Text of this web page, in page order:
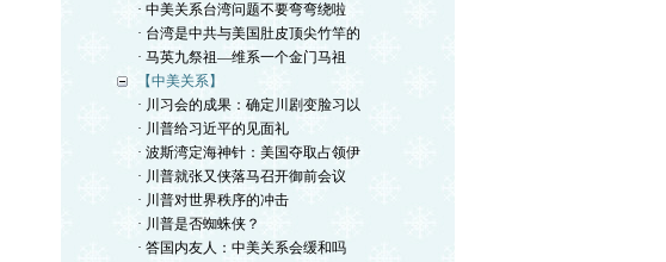
· 中美关系台湾问题不要弯弯绕啦
· 台湾是中共与美国肚皮顶尖竹竿的
· 马英九祭祖—维系一个金门马祖
【中美关系】
· 川习会的成果：确定川剧变脸习以
· 川普给习近平的见面礼
· 波斯湾定海神针：美国夺取占领伊
· 川普就张又侠落马召开御前会议
· 川普对世界秩序的冲击
· 川普是否蜘蛛侠？
· 答国内友人：中美关系会缓和吗